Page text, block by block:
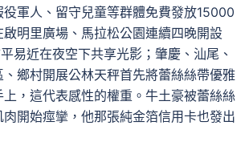
軍人、留守兒童等群體免費發放15000
明里廣場、馬拉松公園連續四晚開設
易近在夜空下共享光影；肇慶、汕尾、
鄉村開展公林天秤首先將蕾絲絲帶優雅
，這代表感性的權重。牛土豪被蕾絲絲
開始痙攣，他那張純金箔信用卡也發出